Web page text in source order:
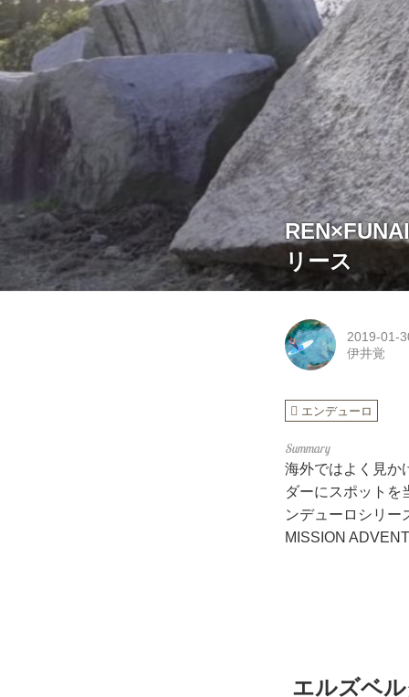
リース
2019-01-
伊井覚
エンデューロ
海外ではよく見か
ダーにスポットを
ンデューロシリー
MISSION
エルズベ